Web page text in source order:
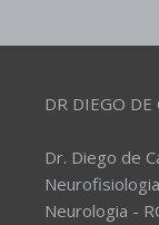
DR DIEGO DE
Dr. Diego de
Neurologia -